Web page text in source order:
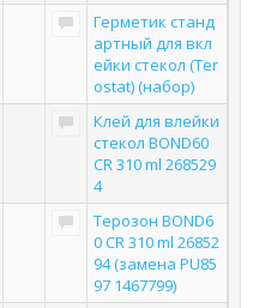
Герметик станд
артный для вкл
ейки стекол (Ter
ostat) (набор)
Клей для влейки
стекол BOND60
CR 310 ml 268529
4
Терозон BOND6
0 CR 310 ml 26852
94 (замена PU85
97 1467799)